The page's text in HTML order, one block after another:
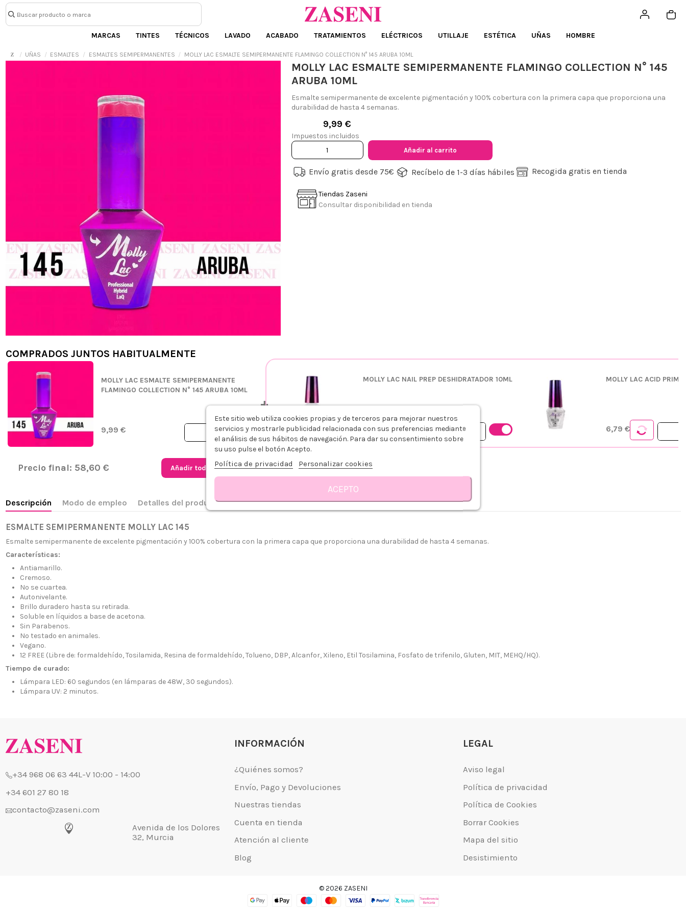
MARCAS TINTES TÉCNICOS LAVADO ACABADO TRATAMIENTOS ELÉCTRICOS UTILLAJE ESTÉTICA UÑAS HOMBRE
UÑAS ESMALTES ESMALTES SEMIPERMANENTES MOLLY LAC ESMALTE SEMIPERMANENTE FLAMINGO COLLECTION N° 145 ARUBA 10ML
MOLLY LAC ESMALTE SEMIPERMANENTE FLAMINGO COLLECTION N° 145
ARUBA 10ML
Esmalte semipermanente de excelente pigmentación y 100% cobertura con la primera capa que proporciona una
durabilidad de hasta 4 semanas.
9,99 €
Impuestos incluidos
Añadir al carrito
Envío gratis desde 75€ Recíbelo de 1-3 días hábiles Recogida gratis en tienda
Tiendas Zaseni
Consultar disponibilidad en tienda
COMPRADOS JUNTOS HABITUALMENTE
MOLLY LAC ESMALTE SEMIPERMANENTE
FLAMINGO COLLECTION N° 145 ARUBA 10ML
9,99 €
+
MOLLY LAC NAIL PREP DESHIDRATADOR 10ML
5,99 €
MOLLY LAC ACID
6,79 €
Precio final: 58,60 € Añadir todo al carrito
Descripción Modo de empleo Detalles del producto Sobre MOLLY LAC Reseñas
ESMALTE SEMIPERMANENTE MOLLY LAC 145
Esmalte semipermanente de excelente pigmentación y 100% cobertura con la primera capa que proporciona una durabilidad de hasta 4 semanas.
Características:
Antiamarillo.
Cremoso.
No se cuartea.
Autonivelante.
Brillo duradero hasta su retirada.
Soluble en líquidos a base de acetona.
Sin Parabenos.
No testado en animales.
Vegano.
12 FREE (Libre de: formaldehído, Tosilamida, Resina de formaldehído, Tolueno, DBP, Alcanfor, Xileno, Etil Tosilamina, Fosfato de trifenilo, Gluten, MIT, MEHQ/HQ).
Tiempo de curado:
Lámpara LED: 60 segundos (en lámparas de 48W, 30 segundos).
Lámpara UV: 2 minutos.
+34 968 06 63 44
+34 601 27 80 18
contacto@zaseni.com
INFORMACIÓN
Envío, Pago y Devoluciones
Cuenta en tienda
LEGAL
Política de privacidad
Este sitio web utiliza cookies propias y de terceros para mejorar nuestros
servicios y mostrarle publicidad relacionada con sus preferencias mediante
el análisis de sus hábitos de navegación. Para dar su consentimiento sobre
su uso pulse el botón Acepto.
Política de privacidad Personalizar cookies
ACEPTO
© 2026 ZASENI